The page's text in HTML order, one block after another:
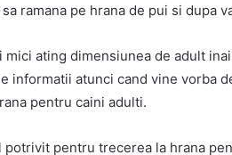
ramana pe hrana de pui si dupa
ating dimensiunea de adult
informatii atunci cand vine vorba
pentru caini adulti.
pentru trecerea la hrana